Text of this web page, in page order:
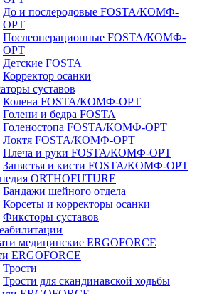
До и послеродовые FOSTA/КОМФ-
ОРТ
Послеоперационные FOSTA/КОМФ-
ОРТ
Детские FOSTA
Корректор осанки
суставов
Колена FOSTA/КОМФ-ОРТ
Голени и бедра FOSTA
Голеностопа FOSTA/КОМФ-ОРТ
Локтя FOSTA/КОМФ-ОРТ
Плеча и руки FOSTA/КОМФ-ОРТ
Запястья и кисти FOSTA/КОМФ-ОРТ
ORTHOFUTURE
Бандажи шейного отдела
Корсеты и корректоры осанки
Фиксторы суставов
медицинские ERGOFORCE
ERGOFORCE
Трости
Трости для скандинавской ходьбы